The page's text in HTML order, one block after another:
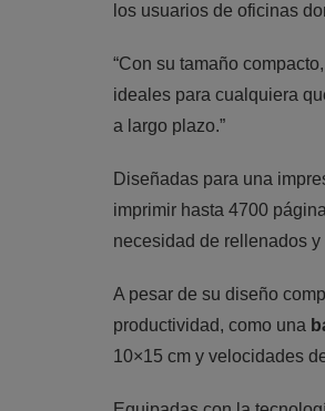
los usuarios de oficinas
“Con su tamaño
ideales para cualquiera
a largo plazo.”
Diseñadas para una
imprimir hasta 4700
necesidad de rellenados
A pesar de su diseño
productividad, como una
10×15 cm y velocidades